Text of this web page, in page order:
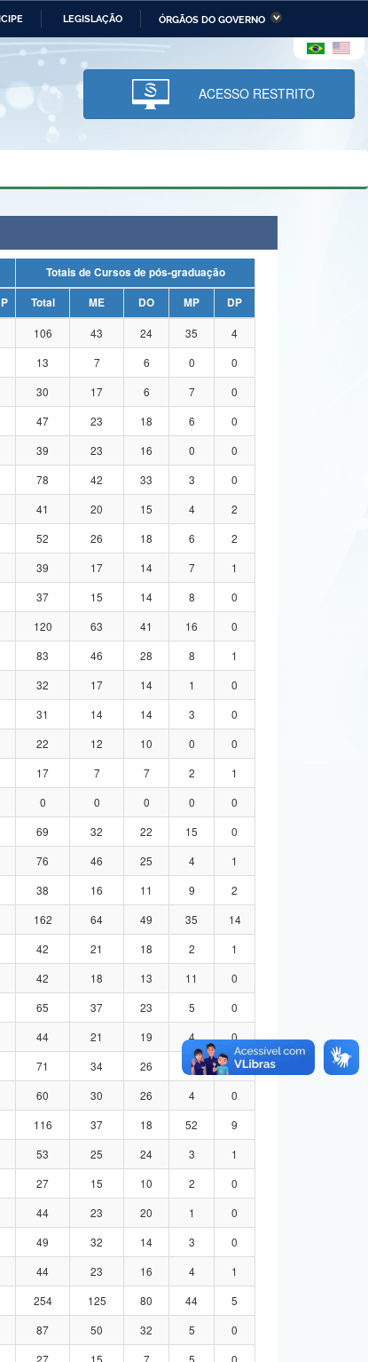
LEGISLAÇÃO ÓRGÃOS DO GOVERNO
Economia Ministério da Infraestrutura
Ministério da Ciência,
Tecnologia, Inovações e
Comunicações
Humanos
ACESSO RESTRITO
Totais de Cursos de pós-graduação
Total ME DO MP
DP
106 43 24 35
4
13 7 6 0
0
30 17 6 7
0
47 23 18 6
0
39 23 16 0
0
78 42 33 3
0
41 20 15 4
2
52 26 18 6
2
39 17 14 7
1
37 15 14 8
0
120 63 41 16
0
83 46 28 8
1
32 17 14 1
0
31 14 14 3
0
22 12 10 0
0
17 7 7 2
1
0 0 0 0
0
69 32 22 15
0
76 46 25 4
1
38 16 11 9
2
162 64 49 35
14
42 21 18 2
1
42 18 13 11
0
65 37 23 5
0
44 21 19 4
0
71 34 26 8
3
60 30 26 4
0
116 37 18 52
9
53 25 24 3
1
27 15 10 2
0
44 23 20 1
0
49 32 14 3
0
44 23 16 4
1
254 125 80 44
5
87 50 32 5
0
27 15 7 5
0